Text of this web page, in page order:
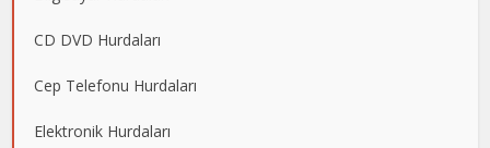
CD DVD Hurdaları
Cep Telefonu Hurdaları
Elektronik Hurdaları